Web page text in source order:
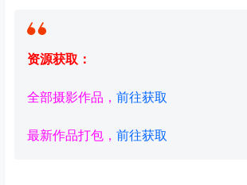
资源获取：
全部摄影作品， 前往获取
最新作品打包， 前往获取